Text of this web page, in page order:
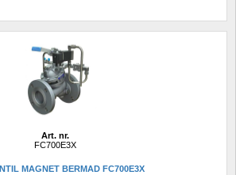
Art. nr.
FC700E3X
MAGNET BERMAD FC700E3X